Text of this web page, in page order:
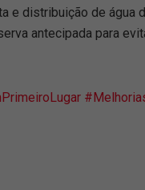
e distribuição de água
antecipada para